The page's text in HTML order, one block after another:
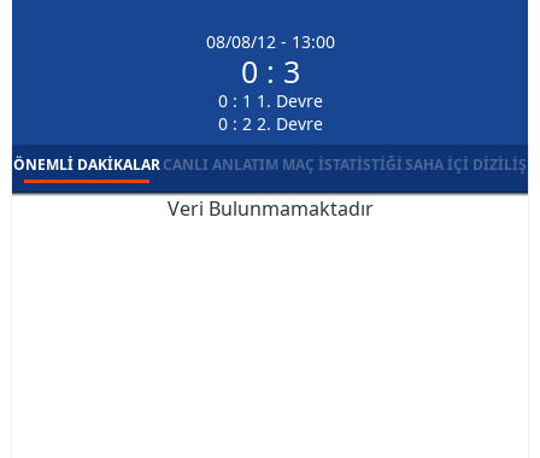
08/08/12 - 13:00
0 : 3
0 : 1 1. Devre
0 : 2 2. Devre
ÖNEMLI DAKIKALARCANLI ANLATIM MAÇ İSTATISTIĞISAHA İÇI DIZILIŞ
Veri Bulunmamaktadır